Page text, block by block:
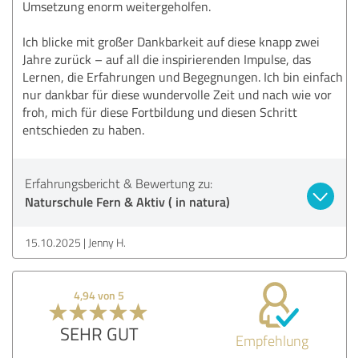
Umsetzung enorm weitergeholfen.
Ich blicke mit großer Dankbarkeit auf diese knapp zwei
Jahre zurück – auf all die inspirierenden Impulse, das
Lernen, die Erfahrungen und Begegnungen. Ich bin einfach
nur dankbar für diese wundervolle Zeit und nach wie vor
froh, mich für diese Fortbildung und diesen Schritt
entschieden zu haben.
Erfahrungsbericht & Bewertung zu:
Naturschule Fern & Aktiv ( in natura)
15.10.2025 Jenny H.
4,94 von 5
SEHR GUT Empfehlung